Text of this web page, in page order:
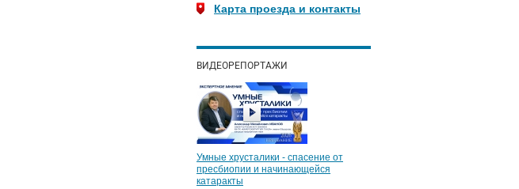
Карта проезда и контакты
ВИДЕОРЕПОРТАЖИ
Умные хрусталики - спасение от
пресбиопии и начинающейся
катаракты